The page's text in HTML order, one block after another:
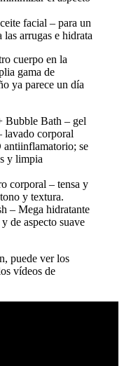
facial – para un
arrugas e hidrata
cuerpo en la
gama de
ya parece un día
Bubble Bath – gel
lavado corporal
se
y limpia
corporal – tensa y
y textura.
– Mega hidratante
de aspecto suave
puede ver los
vídeos de